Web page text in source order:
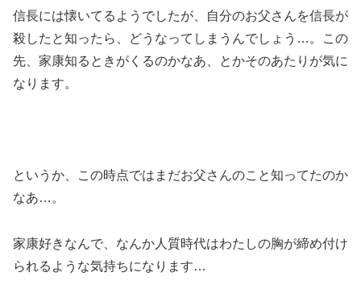
信長には懐いてるようでしたが、自分のお父さんを信長が
殺したと知ったら、どうなってしまうんでしょう…。この
先、家康知るときがくるのかなあ、とかそのあたりが気に
なります。
というか、この時点ではまだお父さんのこと知ってたのか
なあ…。
家康好きなんで、なんか人質時代はわたしの胸が締め付け
られるような気持ちになります…